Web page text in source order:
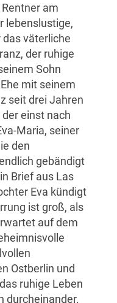
am
lebenslustige,
väterliche
der ruhige
Sohn
mit seinem
seit drei Jahren
einst nach
Maria, seiner
den
gebändigt
Brief aus Las
Eva kündigt
ist groß, als
auf dem
Ostberlin und
ruhige Leben
durcheinander.